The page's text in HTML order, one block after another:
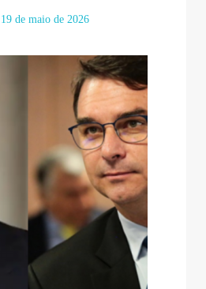
19 de maio de 2026